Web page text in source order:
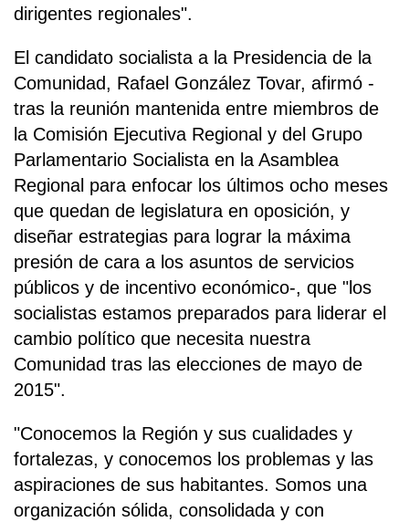
dirigentes regionales".
El candidato socialista a la Presidencia de la
Comunidad, Rafael González Tovar, afirmó -
tras la reunión mantenida entre miembros de
la Comisión Ejecutiva Regional y del Grupo
Parlamentario Socialista en la Asamblea
Regional para enfocar los últimos ocho meses
que quedan de legislatura en oposición, y
diseñar estrategias para lograr la máxima
presión de cara a los asuntos de servicios
públicos y de incentivo económico-, que "los
socialistas estamos preparados para liderar el
cambio político que necesita nuestra
Comunidad tras las elecciones de mayo de
2015".
"Conocemos la Región y sus cualidades y
fortalezas, y conocemos los problemas y las
aspiraciones de sus habitantes. Somos una
organización sólida, consolidada y con